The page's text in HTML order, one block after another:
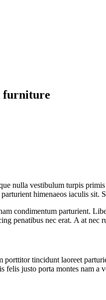
furniture
nulla vestibulum turpis
himenaeos iaculis
condimentum parturient.
penatibus nec erat. A at nec
tincidunt laoreet
felis justo porta montes nam